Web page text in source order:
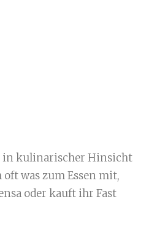
in kulinarischer Hinsicht
was zum Essen mit,
oder kauft ihr Fast